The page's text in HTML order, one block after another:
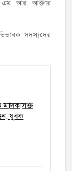
মতলবে প্রকাশ্যে
এম. আর. আক্তার
সদস্যদের
মাদকাসক্ত
যুবক